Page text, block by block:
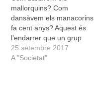
mallorquins? Com
dansàvem els manacorins
fa cent anys? Aquest és
l’endarrer que un grup
d’amadors del ball de
pagès mirarà de desfer en
25 setembre 2017
A "Societat"